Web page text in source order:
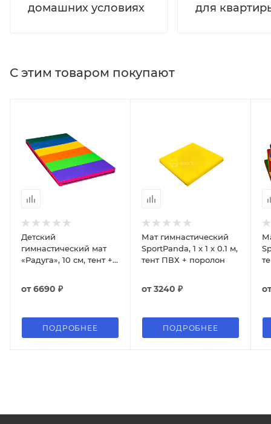
домашних условиях
для
С этим товаром покупают
Детский
гимнастический мат
«Радуга», 10 см, тент +
от6690 ₽
ПОДРОБНЕЕ
Мат гимнастический
SportPanda, 1 х 1 х 0.1 м,
тент ПВХ + поролон
от3240 ₽
ПОДРОБНЕЕ